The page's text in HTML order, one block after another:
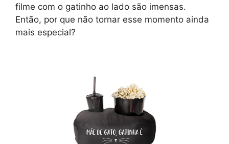
filme com o gatinho ao lado são imensas.
Então, por que não tornar esse momento ainda
mais especial?